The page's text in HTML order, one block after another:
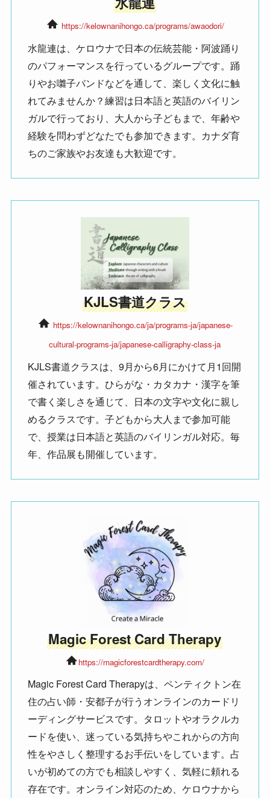
https://kelownanihongo.ca/programs/awaodori/
水龍連は、ケロウナで日本の伝統芸能・阿波踊り
のパフォーマンスを行っているグループです。踊
りやお囃子バンドなどを通して、楽しく文化に触
れてみませんか？練習は日本語と英語のバイリン
ガルで行っており、大人から子どもまで、年齢や
経験を問わずどなたでも参加できます。カナダ育
ちのご家族やお友達も大歓迎です。
KJLS書道クラス
https://kelownanihongo.ca/ja/programs-ja/japanese-
cultural-programs-ja/japanese-calligraphy-class-ja
KJLS書道クラスは、9月から6月にかけて月1回開
催されています。ひらがな・カタカナ・漢字を筆
で書く楽しさを通じて、日本の文字や文化に親し
めるクラスです。子どもから大人まで参加可能
で、授業は日本語と英語のバイリンガル対応。毎
年、作品展も開催しています。
Magic Forest Card Therapy
https://magicforestcardtherapy.com/
Magic Forest Card Therapyは、ペンティクトン在
住の占い師・安都子が行うオンラインのカードリ
ーディングサービスです。タロットやオラクルカ
ードを使い、迷っている気持ちやこれからの方向
性をやさしく整理するお手伝いをしています。占
いが初めての方でも相談しやすく、気軽に頼れる
存在です。オンライン対応のため、ケロウナから